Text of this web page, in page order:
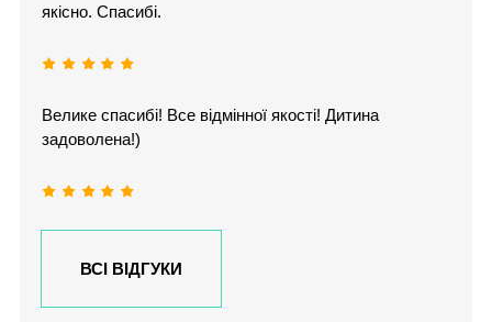
якісно. Спасибі.
Велике спасибі! Все відмінної якості! Дитина
задоволена!)
ВСІ ВІДГУКИ